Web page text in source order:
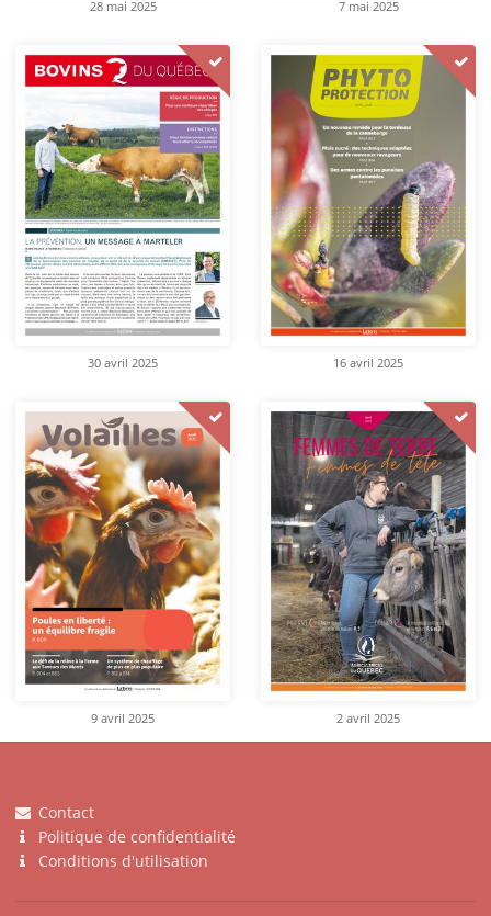
28 mai 2025 7 mai 2025
30 avril 2025 16 avril 2025
9 avril 2025 2 avril 2025
Contact
Politique de confidentialité
Conditions d'utilisation